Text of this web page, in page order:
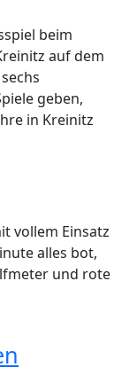
beim
auf dem
geben,
in Kreinitz
vollem Einsatz
alles bot,
und rote